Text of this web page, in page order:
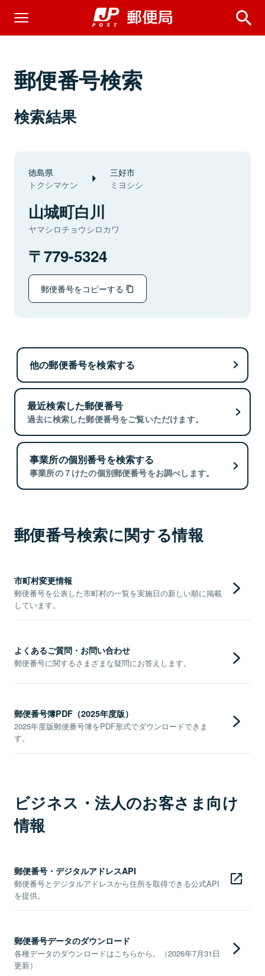
郵便番号検索
検索結果
徳島県
トクシマケン
三好市
ミヨシシ
山城町白川
ヤマシロチョウシロカワ
779-5324
郵便番号をコピーする
他の郵便番号を検索する
最近検索した郵便番号
過去に検索した郵便番号をご覧いただけます。
事業所の個別番号を検索する
事業所の７けたの個別郵便番号をお調べします。
郵便番号検索に関する情報
市町村変更情報
郵便番号を公表した市町村の一覧を実施日の新しい順に掲載
しています。
よくあるご質問・お問い合わせ
郵便番号に関するさまざまな疑問にお答えします。
郵便番号簿PDF（2025年度版）
2025年度版郵便番号簿をPDF形式でダウンロードできま
す。
ビジネス・法人のお客さま向け
情報
郵便番号・デジタルアドレスAPI
郵便番号とデジタルアドレスから住所を取得できる公式API
を提供。
郵便番号データのダウンロード
各種データのダウンロードはこちらから。（2026年7月31日
更新）